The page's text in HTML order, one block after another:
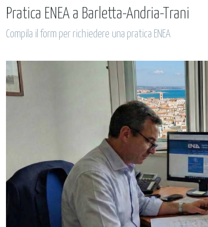
Pratica ENEA a Barletta-Andria-Trani
Compila il form per richiedere una pratica ENEA